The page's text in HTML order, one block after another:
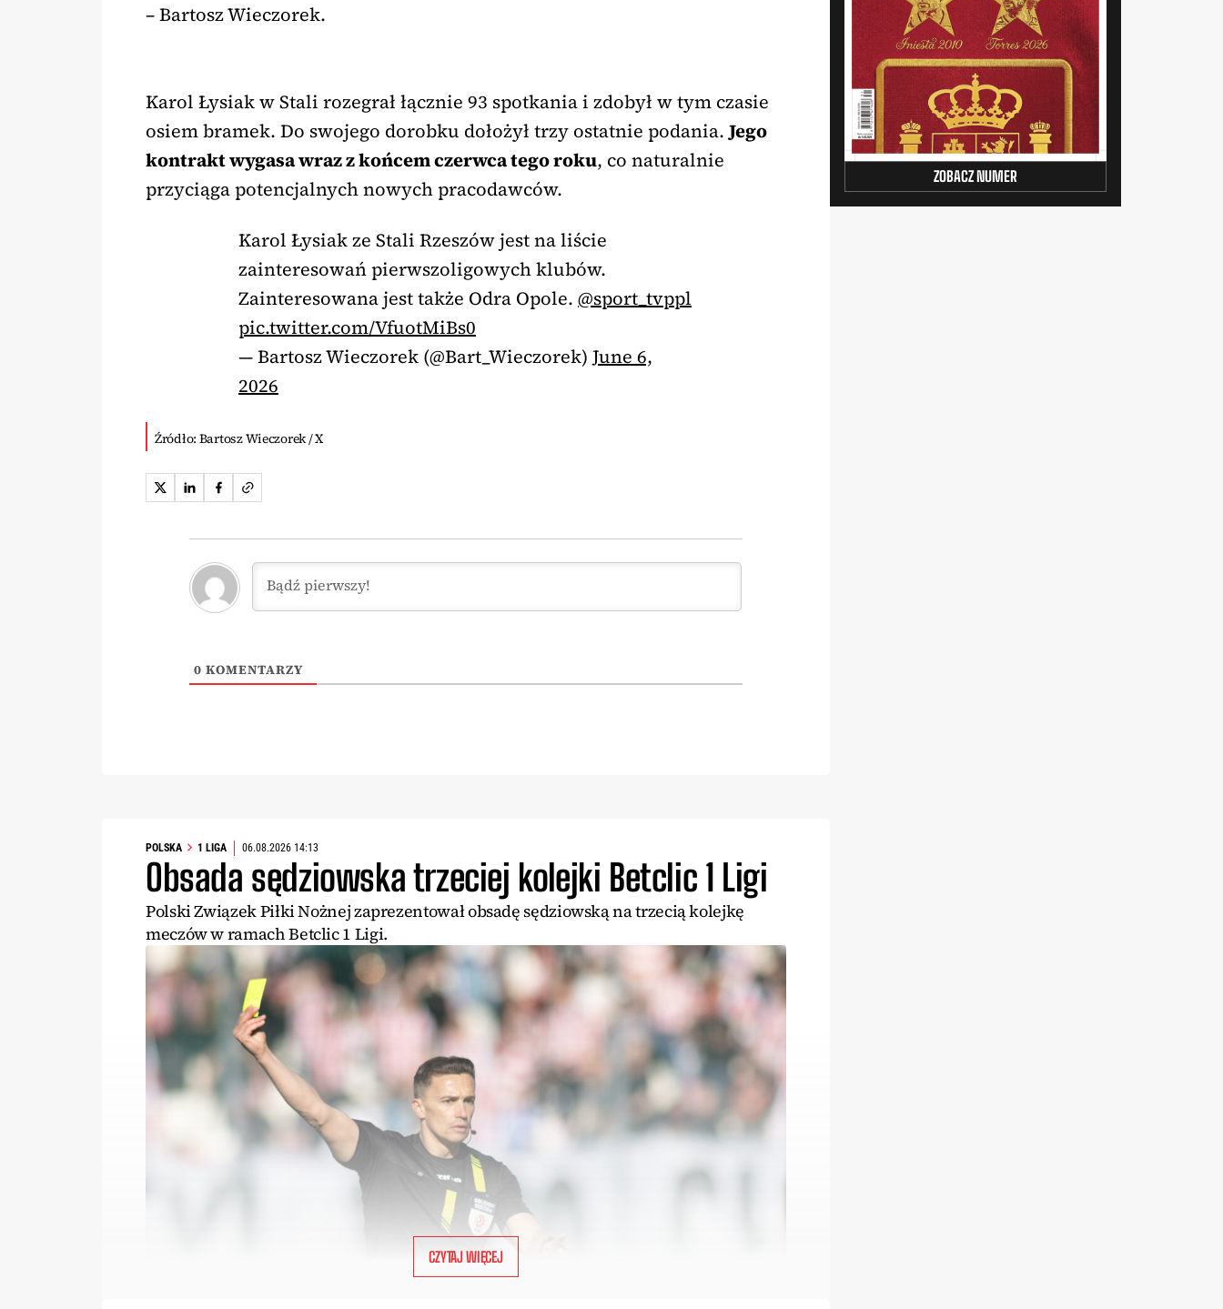
– Bartosz Wieczorek.
Karol Łysiak w Stali rozegrał łącznie 93 spotkania i zdobył w tym czasie
osiem bramek. Do swojego dorobku dołożył trzy ostatnie podania.Jego
kontrakt wygasa wraz z końcem czerwca tego roku, co naturalnie
przyciąga potencjalnych nowych pracodawców.
Karol Łysiak ze Stali Rzeszów jest na liście
zainteresowań pierwszoligowych klubów.
Zainteresowana jest także Odra Opole. @sport_tvppl
pic.twitter.com/VfuotMiBs0
— Bartosz Wieczorek (@Bart_Wieczorek) June 6,
2026
Źródło: Bartosz Wieczorek / X
0 KOMENTARZY
ZOBACZ NUMER
POLSKA 1 LIGA 06.08.2026 14:13
Obsada sędziowska trzeciej kolejki Betclic 1 Ligi
Polski Związek Piłki Nożnej zaprezentował obsadę sędziowską na trzecią kolejkę
meczów w ramach Betclic 1 Ligi.
CZYTAJ WIĘCEJ